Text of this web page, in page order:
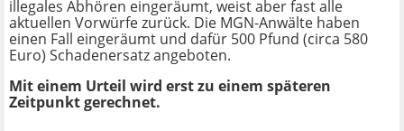
illegales Abhören eingeräumt, weist aber fast alle
aktuellen Vorwürfe zurück. Die MGN-Anwälte haben
einen Fall eingeräumt und dafür 500 Pfund (circa 580
Euro) Schadenersatz angeboten.
Mit einem Urteil wird erst zu einem späteren
Zeitpunkt gerechnet.